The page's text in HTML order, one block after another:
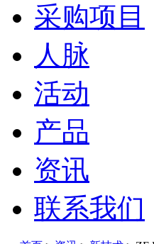
采购项目
人脉
活动
产品
资讯
联系我们